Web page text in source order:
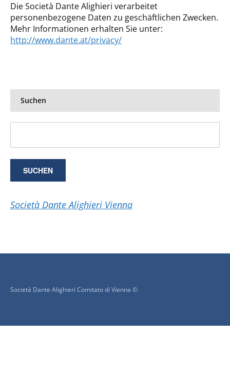
Die Società Dante Alighieri verarbeitet
personenbezogene Daten zu geschäftlichen Zwecken.
Mehr Informationen erhalten Sie unter:
http://www.dante.at/privacy/
Suchen
Società Dante Alighieri Vienna
Società Dante Alighieri Comitato di Vienna ©